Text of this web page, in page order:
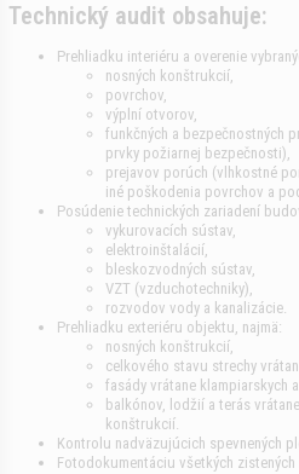
Technický audit obsahuje:
Prehliadku interiéru a overenie
nosných konštrukcií,
povrchov,
výplní otvorov,
funkčných a bezpečnostných
prvky požiarnej bezpečnosti),
prejavov porúch (vlhkostné
iné poškodenia povrchov a
Posúdenie technických zariadení
vykurovacích sústav,
elektroinštalácií,
bleskozvodných sústav,
VZT (vzduchotechniky),
rozvodov vody a kanalizácie.
Prehliadku exteriéru objektu, najmä:
nosných konštrukcií,
celkového stavu strechy
fasády vrátane klampiarskych
balkónov, lodžií a terás
konštrukcií.
Kontrolu nadväzujúcich spevnených
Fotodokumentáciu všetkých